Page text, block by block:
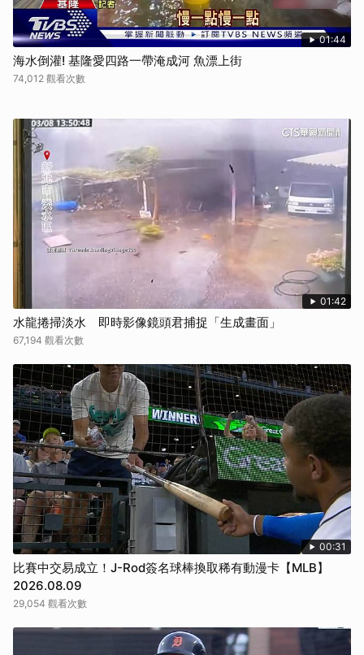
01:44
海水倒灌! 基隆愛四路一帶淹成河 魚漂上街
74,012 觀看次數
01:42
水龍捲掃淡水 即時影像鏡頭君捕捉「生成畫面」
67,194 觀看次數
00:31
比賽中交易成立！J-Rod簽名球棒換取稀有動漫卡【MLB】
2026.08.09
29,054 觀看次數